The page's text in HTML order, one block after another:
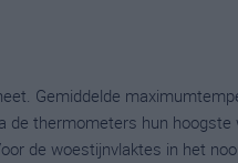
Gemiddelde
de thermometers hun
de woestijnvlaktes in het